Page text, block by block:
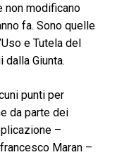
non modificano
fa. Sono quelle
e Tutela del
Giunta.
punti per
da parte dei
–
Maran –